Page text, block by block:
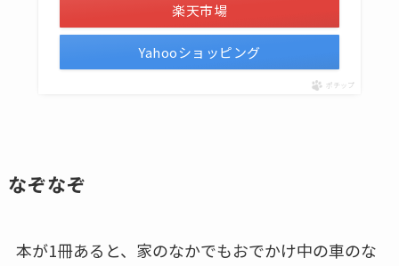
楽天市場
Yahooショッピング
ポチップ
なぞなぞ
本が1冊あると、家のなかでもおでかけ中の車のな